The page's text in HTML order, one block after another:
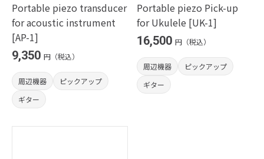
Portable piezo transducer
for acoustic instrument
[AP-1]
9,350 円（税込）
周辺機器
ピックアップ
ギター
Portable piezo Pick-up
for Ukulele [UK-1]
16,500 円（税込）
周辺機器
ピックアップ
ギター